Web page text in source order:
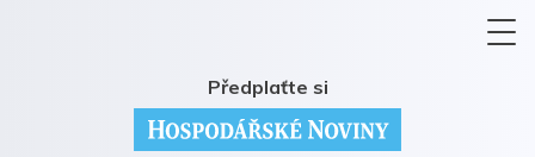
Předplaťte si